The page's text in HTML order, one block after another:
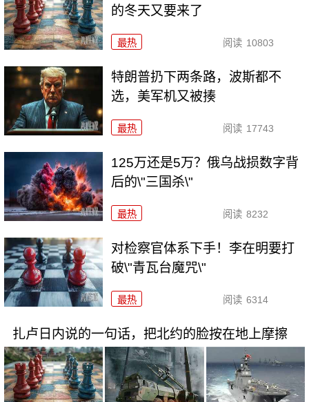
的冬天又要来了
最热 阅读 10803
特朗普扔下两条路，波斯都不
选，美军机又被揍
最热 阅读 17743
125万还是5万？俄乌战损数字背
后的\"三国杀\"
最热 阅读 8232
对检察官体系下手！李在明要打
破\"青瓦台魔咒\"
最热 阅读 6314
扎卢日内说的一句话，把北约的脸按在地上摩擦